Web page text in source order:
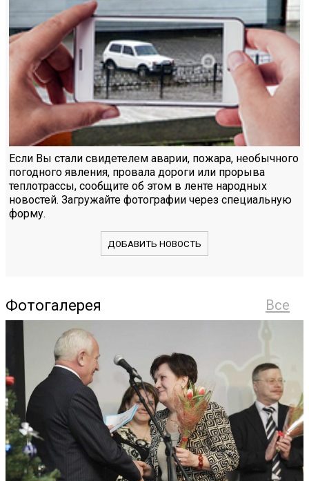
Если Вы стали свидетелем аварии, пожара, необычного
погодного явления, провала дороги или прорыва
теплотрассы, сообщите об этом в ленте народных
новостей. Загружайте фотографии через специальную
форму.
ДОБАВИТЬ НОВОСТЬ
Все
Фотогалерея